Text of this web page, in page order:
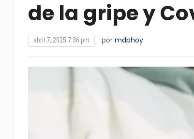
de la gripe y
abril 7, 2025 7:36 pm por mdphoy